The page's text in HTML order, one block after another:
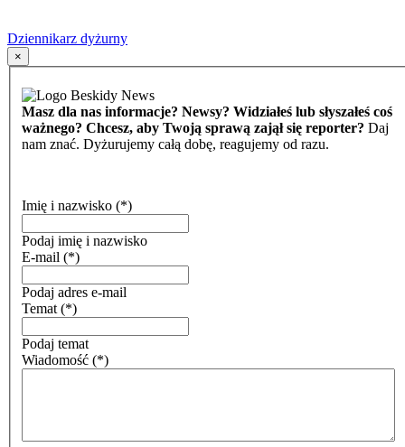
Dziennikarz dyżurny
×
Masz dla nas informacje? Newsy? Widziałeś lub słyszałeś coś
ważnego? Chcesz, aby Twoją sprawą zajął się reporter? Daj
nam znać. Dyżurujemy całą dobę, reagujemy od razu.
Imię i nazwisko (*)
Podaj imię i nazwisko
E-mail (*)
Podaj adres e-mail
Temat (*)
Podaj temat
Wiadomość (*)